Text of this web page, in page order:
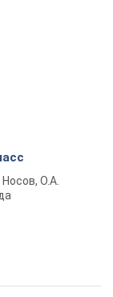
О.А.